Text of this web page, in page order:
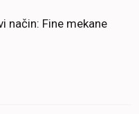
način: Fine mekane